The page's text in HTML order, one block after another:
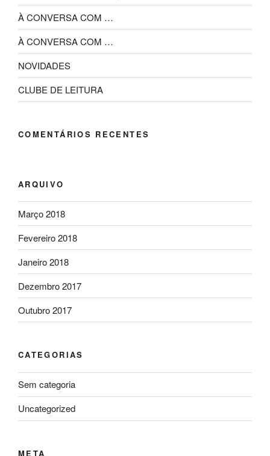
À CONVERSA COM …
À CONVERSA COM …
NOVIDADES
CLUBE DE LEITURA
COMENTÁRIOS RECENTES
ARQUIVO
Março 2018
Fevereiro 2018
Janeiro 2018
Dezembro 2017
Outubro 2017
CATEGORIAS
Sem categoria
Uncategorized
META